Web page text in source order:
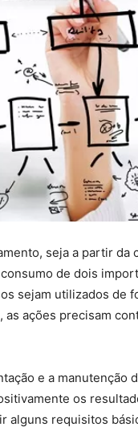
seja a partir
de dois
sejam utilizados de
as ações precisam
e a manutenção
os
alguns requisitos